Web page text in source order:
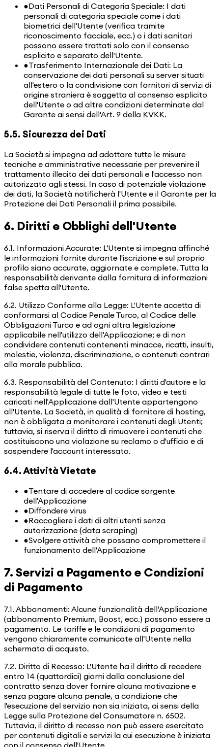
●Dati Personali di Categoria Speciale: I dati
personali di categoria speciale come i dati
biometrici dell'Utente (verifica tramite
riconoscimento facciale, ecc.) o i dati sanitari
possono essere trattati solo con il consenso
esplicito e separato dell'Utente.
●Trasferimento Internazionale dei Dati: La
conservazione dei dati personali su server situati
all'estero o la condivisione con fornitori di servizi di
origine straniera è soggetta al consenso esplicito
dell'Utente o ad altre condizioni determinate dal
Garante ai sensi dell'Art. 9 della KVKK.
5.5. Sicurezza dei Dati
La Società si impegna ad adottare tutte le misure
tecniche e amministrative necessarie per prevenire il
trattamento illecito dei dati personali e l'accesso non
autorizzato agli stessi. In caso di potenziale violazione
dei dati, la Società notificherà l'Utente e il Garante per la
Protezione dei Dati Personali il prima possibile.
6. Diritti e Obblighi dell'Utente
6.1. Informazioni Accurate: L'Utente si impegna affinché
le informazioni fornite durante l'iscrizione e sul proprio
profilo siano accurate, aggiornate e complete. Tutta la
responsabilità derivante dalla fornitura di informazioni
false spetta all'Utente.
6.2. Utilizzo Conforme alla Legge: L'Utente accetta di
conformarsi al Codice Penale Turco, al Codice delle
Obbligazioni Turco e ad ogni altra legislazione
applicabile nell'utilizzo dell'Applicazione; e di non
condividere contenuti contenenti minacce, ricatti, insulti,
molestie, violenza, discriminazione, o contenuti contrari
alla morale pubblica.
6.3. Responsabilità del Contenuto: I diritti d'autore e la
responsabilità legale di tutte le foto, video e testi
caricati nell'Applicazione dall'Utente appartengono
all'Utente. La Società, in qualità di fornitore di hosting,
non è obbligata a monitorare i contenuti degli Utenti;
tuttavia, si riserva il diritto di rimuovere i contenuti che
costituiscono una violazione su reclamo o d'ufficio e di
sospendere l'account interessato.
6.4. Attività Vietate
●Tentare di accedere al codice sorgente
dell'Applicazione
●Diffondere virus
●Raccogliere i dati di altri utenti senza
autorizzazione (data scraping)
●Svolgere attività che possano compromettere il
funzionamento dell'Applicazione
7. Servizi a Pagamento e Condizioni
di Pagamento
7.1. Abbonamenti: Alcune funzionalità dell'Applicazione
(abbonamento Premium, Boost, ecc.) possono essere a
pagamento. Le tariffe e le condizioni di pagamento
vengono chiaramente comunicate all'Utente nella
schermata di acquisto.
7.2. Diritto di Recesso: L'Utente ha il diritto di recedere
entro 14 (quattordici) giorni dalla conclusione del
contratto senza dover fornire alcuna motivazione e
senza pagare alcuna penale, a condizione che
l'esecuzione del servizio non sia iniziata, ai sensi della
Legge sulla Protezione del Consumatore n. 6502.
Tuttavia, il diritto di recesso non può essere esercitato
per contenuti digitali e servizi la cui esecuzione è iniziata
con il consenso dell'Utente.